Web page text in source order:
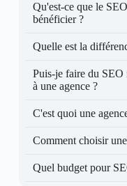
Qu'est-ce que le
bénéficier ?
Quelle est la
Puis-je faire du SEO
à une agence ?
C'est quoi une
Comment choisir
Quel budget pour